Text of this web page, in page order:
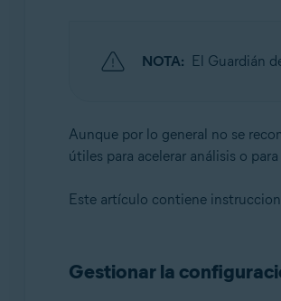
Sistemas operativos:
NOTA: El Guardián
Aunque por lo general no se
útiles para acelerar análisis o
Este artículo contiene
Gestionar la